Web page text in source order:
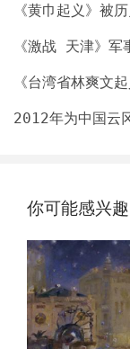
《黄巾起义》被
《激战 天津》军
《台湾省林爽文
2012年为中国云
你可能感兴